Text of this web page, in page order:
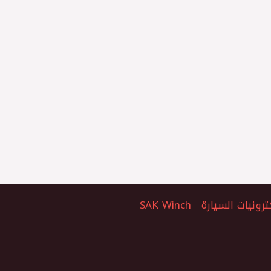
السيارة SAK Winch